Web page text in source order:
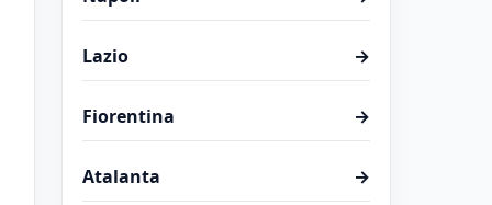
Lazio →
Fiorentina →
Atalanta →